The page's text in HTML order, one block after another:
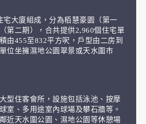
宅大廈組成，分為栢慧豪園（第一
第二期），合共提供2,960個住宅單
由455至832平方呎，戶型由二房到
位坐擁濕地公園翠景或天水圍市
型住客會所，設施包括泳池、按摩
室、多用途室內球場及攀石牆等。
近天水圍公園、濕地公園等休憩場